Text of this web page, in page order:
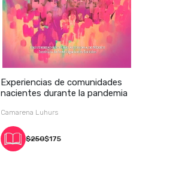
Experiencias de comunidades
nacientes durante la pandemia
Camarena Luhurs
$250$175